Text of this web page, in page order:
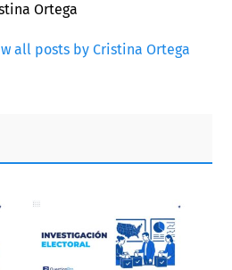
Ortega
all posts by Cristina Ortega